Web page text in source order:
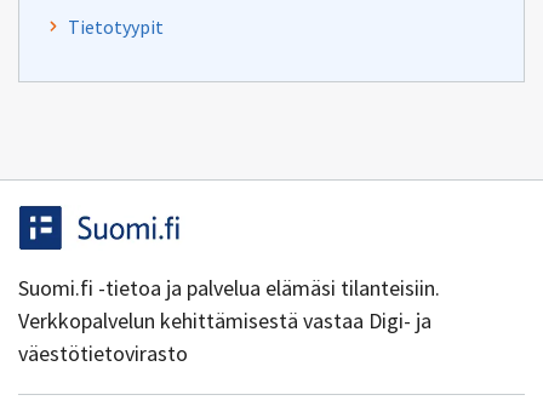
Tietotyypit
Suomi.fi -tietoa ja palvelua elämäsi tilanteisiin.
Verkkopalvelun kehittämisestä vastaa Digi- ja
väestötietovirasto